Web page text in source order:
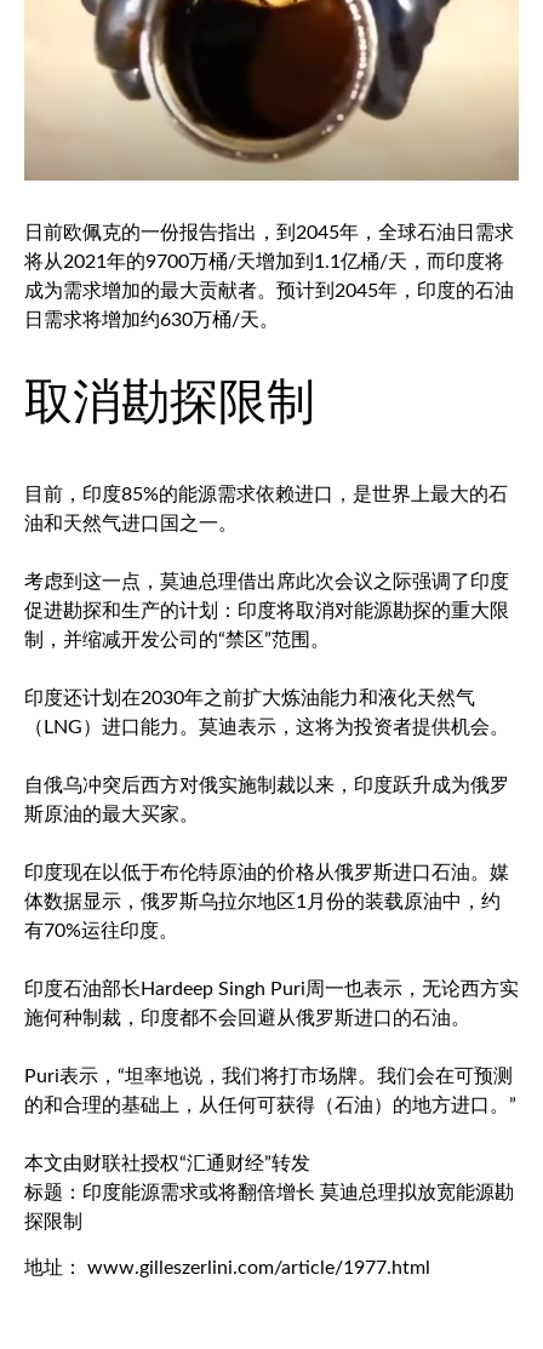
日前欧佩克的一份报告指出，到2045年，全球石油日需求
将从2021年的9700万桶/天增加到1.1亿桶/天，而印度将
成为需求增加的最大贡献者。预计到2045年，印度的石油
日需求将增加约630万桶/天。
取消勘探限制
目前，印度85%的能源需求依赖进口，是世界上最大的石
油和天然气进口国之一。
考虑到这一点，莫迪总理借出席此次会议之际强调了印度
促进勘探和生产的计划：印度将取消对能源勘探的重大限
制，并缩减开发公司的“禁区”范围。
印度还计划在2030年之前扩大炼油能力和液化天然气
（LNG）进口能力。莫迪表示，这将为投资者提供机会。
自俄乌冲突后西方对俄实施制裁以来，印度跃升成为俄罗
斯原油的最大买家。
印度现在以低于布伦特原油的价格从俄罗斯进口石油。媒
体数据显示，俄罗斯乌拉尔地区1月份的装载原油中，约
有70%运往印度。
印度石油部长Hardeep Singh Puri周一也表示，无论西方实
施何种制裁，印度都不会回避从俄罗斯进口的石油。
Puri表示，“坦率地说，我们将打市场牌。我们会在可预测
的和合理的基础上，从任何可获得（石油）的地方进口。”
本文由财联社授权“汇通财经”转发
标题：印度能源需求或将翻倍增长 莫迪总理拟放宽能源勘
探限制
地址： www.gilleszerlini.com/article/1977.html